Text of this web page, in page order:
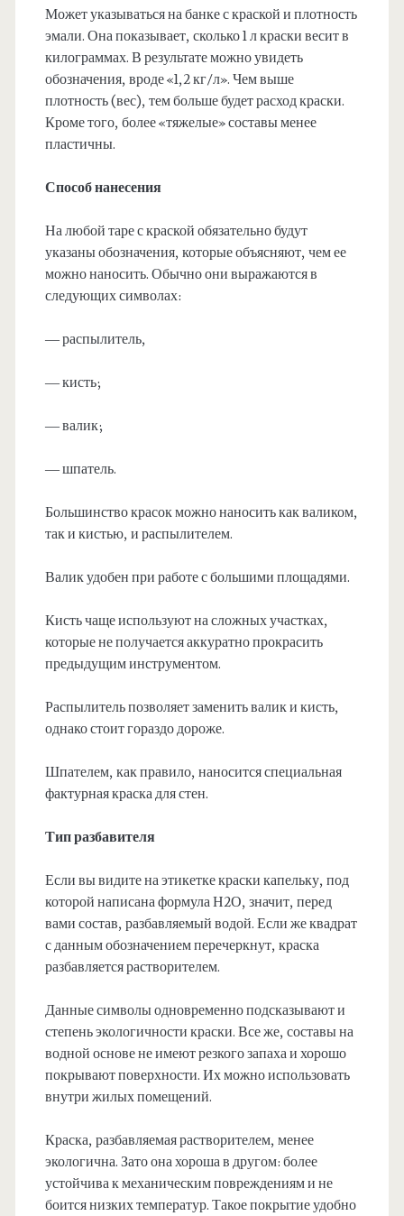
Может указываться на банке с краской и плотность
эмали. Она показывает, сколько 1 л краски весит в
килограммах. В результате можно увидеть
обозначения, вроде «1,2 кг/л». Чем выше
плотность (вес), тем больше будет расход краски.
Кроме того, более «тяжелые» составы менее
пластичны.
Способ нанесения
На любой таре с краской обязательно будут
указаны обозначения, которые объясняют, чем ее
можно наносить. Обычно они выражаются в
следующих символах:
— распылитель,
— кисть;
— валик;
— шпатель.
Большинство красок можно наносить как валиком,
так и кистью, и распылителем.
Валик удобен при работе с большими площадями.
Кисть чаще используют на сложных участках,
которые не получается аккуратно прокрасить
предыдущим инструментом.
Распылитель позволяет заменить валик и кисть,
однако стоит гораздо дороже.
Шпателем, как правило, наносится специальная
фактурная краска для стен.
Тип разбавителя
Если вы видите на этикетке краски капельку, под
которой написана формула Н2О, значит, перед
вами состав, разбавляемый водой. Если же квадрат
с данным обозначением перечеркнут, краска
разбавляется растворителем.
Данные символы одновременно подсказывают и
степень экологичности краски. Все же, составы на
водной основе не имеют резкого запаха и хорошо
покрывают поверхности. Их можно использовать
внутри жилых помещений.
Краска, разбавляемая растворителем, менее
экологична. Зато она хороша в другом: более
устойчива к механическим повреждениям и не
боится низких температур. Такое покрытие удобно